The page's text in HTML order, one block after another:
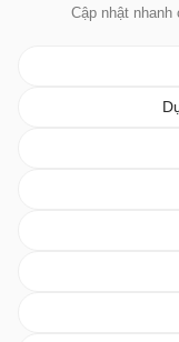
Cập nhật